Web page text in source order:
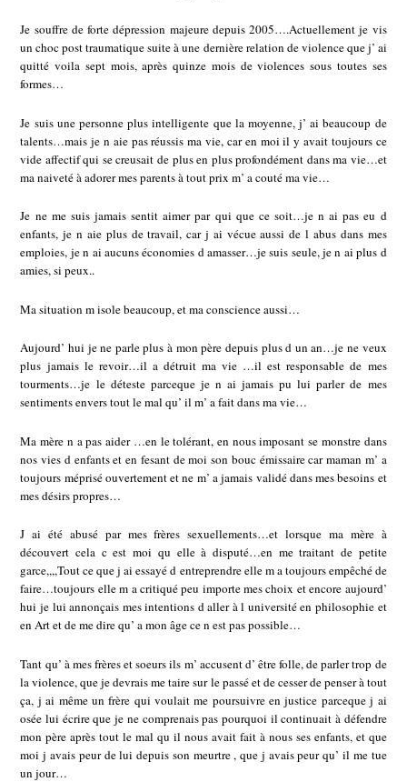
Je souffre de forte dépression majeure depuis 2005….Actuellement je vis
un choc post traumatique suite à une dernière relation de violence que j’ ai
quitté voila sept mois, après quinze mois de violences sous toutes ses
formes…
Je suis une personne plus intelligente que la moyenne, j’ ai beaucoup de
talents…mais je n aie pas réussis ma vie, car en moi il y avait toujours ce
vide affectif qui se creusait de plus en plus profondément dans ma vie…et
ma naiveté à adorer mes parents à tout prix m’ a couté ma vie…
Je ne me suis jamais sentit aimer par qui que ce soit…je n ai pas eu d
enfants, je n aie plus de travail, car j ai vécue aussi de l abus dans mes
emploies, je n ai aucuns économies d amasser…je suis seule, je n ai plus d
amies, si peux..
Ma situation m isole beaucoup, et ma conscience aussi…
Aujourd’ hui je ne parle plus à mon père depuis plus d un an…je ne veux
plus jamais le revoir…il a détruit ma vie …il est responsable de mes
tourments…je le déteste parceque je n ai jamais pu lui parler de mes
sentiments envers tout le mal qu’ il m’ a fait dans ma vie…
Ma mère n a pas aider …en le tolérant, en nous imposant se monstre dans
nos vies d enfants et en fesant de moi son bouc émissaire car maman m’ a
toujours méprisé ouvertement et ne m’ a jamais validé dans mes besoins et
mes désirs propres…
J ai été abusé par mes frères sexuellements…et lorsque ma mère à
découvert cela c est moi qu elle à disputé…en me traitant de petite
garce,,,,Tout ce que j ai essayé d entreprendre elle m a toujours empêché de
faire…toujours elle m a critiqué peu importe mes choix et encore aujourd’
hui je lui annonçais mes intentions d aller à l université en philosophie et
en Art et de me dire qu’ a mon âge ce n est pas possible…
Tant qu’ à mes frères et soeurs ils m’ accusent d’ être folle, de parler trop de
la violence, que je devrais me taire sur le passé et de cesser de penser à tout
ça, j ai même un frère qui voulait me poursuivre en justice parceque j ai
osée lui écrire que je ne comprenais pas pourquoi il continuait à défendre
mon père après tout le mal qu il nous avait fait à nous ses enfants, et que
moi j avais peur de lui depuis son meurtre , que j avais peur qu’ il me tue
un jour…